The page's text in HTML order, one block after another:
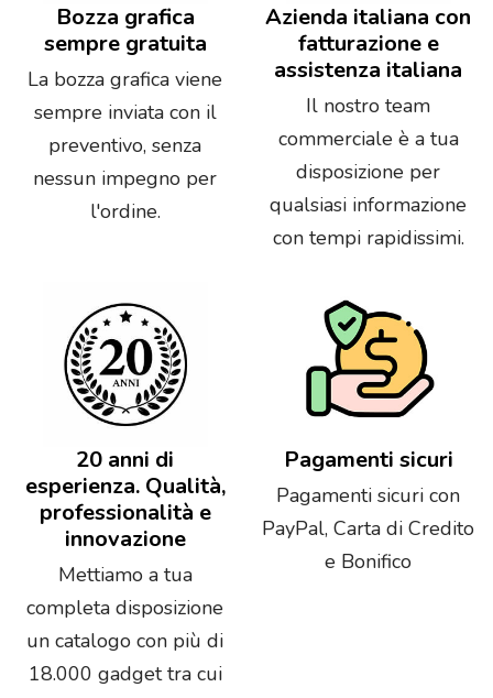
Bozza grafica
sempre gratuita
La bozza grafica viene
sempre inviata con il
preventivo, senza
nessun impegno per
l'ordine.
Azienda italiana con
fatturazione e
assistenza italiana
Il nostro team
commerciale è a tua
disposizione per
qualsiasi informazione
con tempi rapidissimi.
20 anni di
esperienza. Qualità,
professionalità e
innovazione
Mettiamo a tua
completa disposizione
un catalogo con più di
18.000 gadget tra cui
Pagamenti sicuri
Pagamenti sicuri con
PayPal, Carta di Credito
e Bonifico